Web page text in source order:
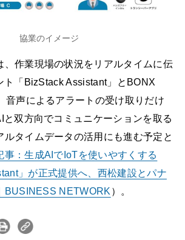
協業のイメージ
、作業現場の状況をリアルタイムに伝
ト「BizStack Assistant」とBONX
音声によるアラートの受け取りだけ
と双方向でコミュニケーションを取る
ルタイムデータの活用にも進む予定と
事：生成AIでIoTを使いやすくする
」が正式提供へ、西松建設とパナ
BUSINESS NETWORK ）。